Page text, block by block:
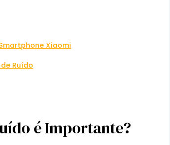
Xiaomi
Ruído
é Importante?